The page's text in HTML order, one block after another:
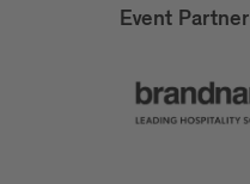
Event Partner